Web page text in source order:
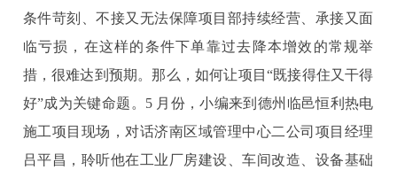
条件苛刻、不接又无法保障项目部持续经营、承接又面
临亏损，在这样的条件下单靠过去降本增效的常规举
措，很难达到预期。那么，如何让项目“既接得住又干得
好”成为关键命题。5 月份，小编来到德州临邑恒利热电
施工项目现场，对话济南区域管理中心二公司项目经理
吕平昌，聆听他在工业厂房建设、车间改造、设备基础